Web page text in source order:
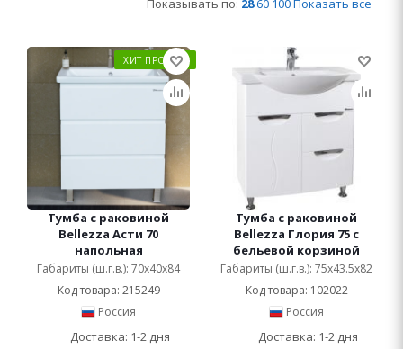
Показывать по: 28 60 100Показать все
ХИТ ПРОДАЖ
Тумба с раковиной
Bellezza Асти 70
напольная
Габариты (ш.г.в.): 70x40x84
Код товара: 215249
Россия
Доставка: 1-2 дня
Тумба с раковиной
Bellezza Глория 75 с
бельевой корзиной
Габариты (ш.г.в.): 75x43.5x82
Код товара: 102022
Россия
Доставка: 1-2 дня